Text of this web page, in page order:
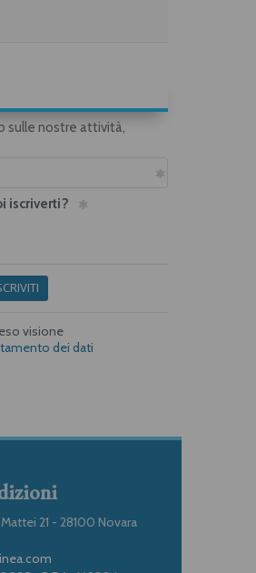
sulle nostre attività,
iscriverti?
visione
dei dati
21 - 28100 Novara